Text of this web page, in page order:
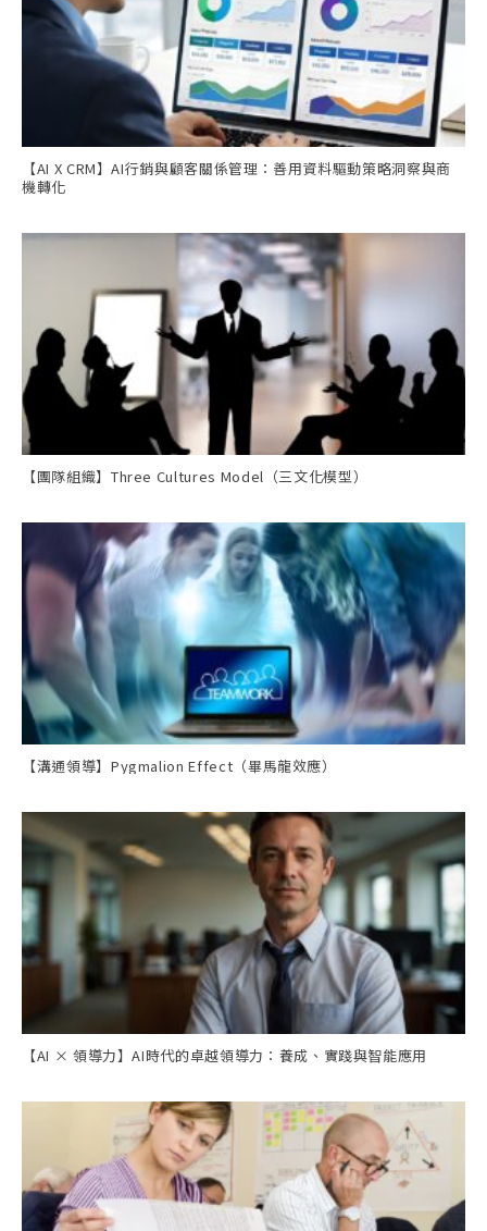
【AI X CRM】AI行銷與顧客關係管理：善用資料驅動策略洞察與商
機轉化
【團隊組織】Three Cultures Model（三文化模型）
【溝通領導】Pygmalion Effect（畢馬龍效應）
【AI × 領導力】AI時代的卓越領導力：養成、實踐與智能應用